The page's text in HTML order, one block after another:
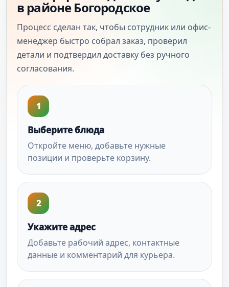
в районе Богородское
Процесс сделан так, чтобы сотрудник или офис-
менеджер быстро собрал заказ, проверил
детали и подтвердил доставку без ручного
согласования.
1
Выберите блюда
Откройте меню, добавьте нужные
позиции и проверьте корзину.
2
Укажите адрес
Добавьте рабочий адрес, контактные
данные и комментарий для курьера.